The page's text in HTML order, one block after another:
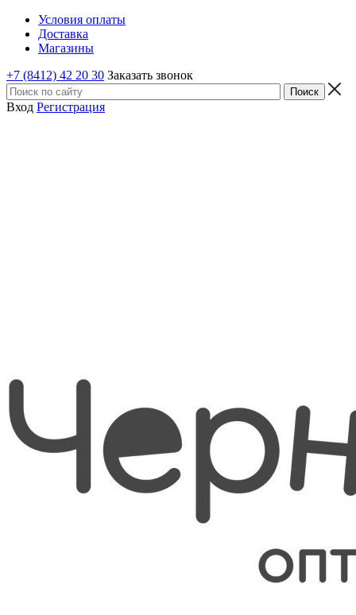
Условия оплаты
Доставка
Магазины
+7 (8412) 42 20 30 Заказать звонок
Вход Регистрация